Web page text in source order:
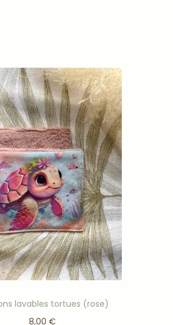
lavables tortues (rose)
8,00 €